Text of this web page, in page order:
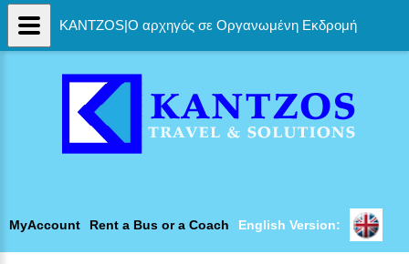
MyAccount Rent a Bus or a Coach English Version:
KANTZOS|Ο αρχηγός σε Οργανωμένη Εκδρομή